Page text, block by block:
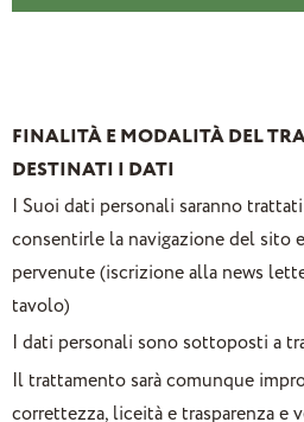
FINALITÀ E MODALITÀ DEL
DESTINATI I DATI
I Suoi dati personali saranno
consentirle la navigazione del sito
pervenute (iscrizione alla news
tavolo)
I dati personali sono sottoposti a
Il trattamento sarà comunque
correttezza, liceità e trasparenza e